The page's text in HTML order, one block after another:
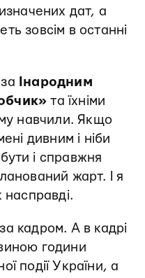
дат, а
зовсім в останні
Інародним
та їхніми
навчили. Якщо
дивним і ніби
і справжня
жарт. І я
насправді.
кадром. А в кадрі
години
події України, а